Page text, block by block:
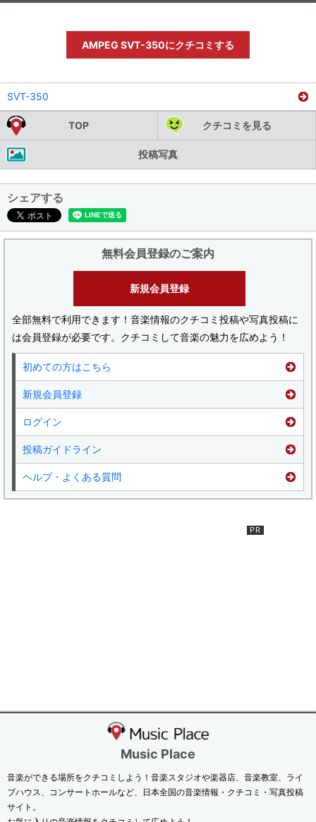
AMPEG SVT-350にクチコミする
SVT-350
TOP クチコミを見る
投稿写真
シェアする
無料会員登録のご案内
新規会員登録
全部無料で利用できます！音楽情報のクチコミ投稿や写真投稿に
は会員登録が必要です。クチコミして音楽の魅力を広めよう！
初めての方はこちら
新規会員登録
ログイン
投稿ガイドライン
ヘルプ・よくある質問
Music Place
音楽ができる場所をクチコミしよう！音楽スタジオや楽器店、音楽教室、ライ
ブハウス、コンサートホールなど、日本全国の音楽情報・クチコミ・写真投稿
サイト。